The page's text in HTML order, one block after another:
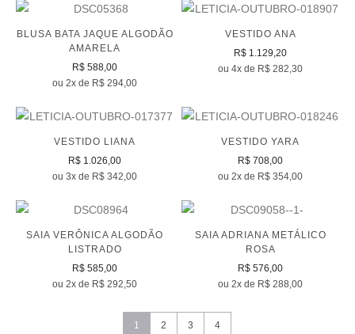
BLUSA BATA JAQUE ALGODÃO
AMARELA
R$ 588,00
ou 2x de R$ 294,00
VESTIDO ANA
R$ 1.129,20
ou 4x de R$ 282,30
VESTIDO LIANA
R$ 1.026,00
ou 3x de R$ 342,00
VESTIDO YARA
R$ 708,00
ou 2x de R$ 354,00
SAIA VERÔNICA ALGODÃO
LISTRADO
R$ 585,00
ou 2x de R$ 292,50
SAIA ADRIANA METÁLICO
ROSA
R$ 576,00
ou 2x de R$ 288,00
1 2 3 4